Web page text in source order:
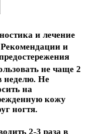
и лечение
Рекомендации и
не чаще 2
неделю. Не
на
кожу
ногтя.
2-3 раза в